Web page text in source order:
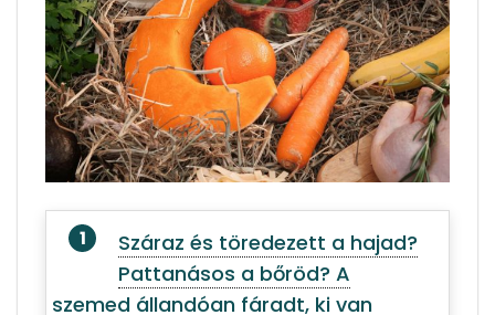
Száraz és töredezett a hajad?
Pattanásos a bőröd? A
szemed állandóan fáradt, ki van